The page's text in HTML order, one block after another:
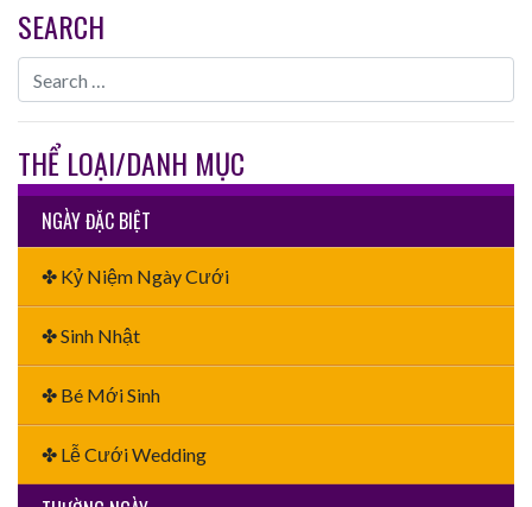
SEARCH
THỂ LOẠI/DANH MỤC
NGÀY ĐẶC BIỆT
✤ Kỷ Niệm Ngày Cưới
✤ Sinh Nhật
✤ Bé Mới Sinh
✤ Lễ Cưới Wedding